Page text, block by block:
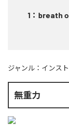
1 ： breath
ジャンル： インス
無重力